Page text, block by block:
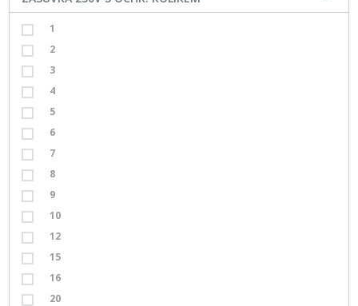
1
2
3
4
5
6
7
8
9
10
12
15
16
20